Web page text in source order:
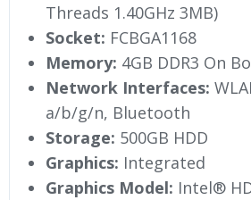
Threads 1.40GHz 3MB)
Socket: FCBGA1168
Memory: 4GB DDR3 On
Network Interfaces:
a/b/g/n, Bluetooth
Storage: 500GB HDD
Graphics: Integrated
Graphics Model: Intel®